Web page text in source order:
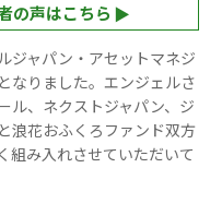
の声はこちら
ジャパン・アセットマネジ
なりました。エンジェルさ
ル、ネクストジャパン、ジ
浪花おふくろファンド双方
組み入れさせていただいて